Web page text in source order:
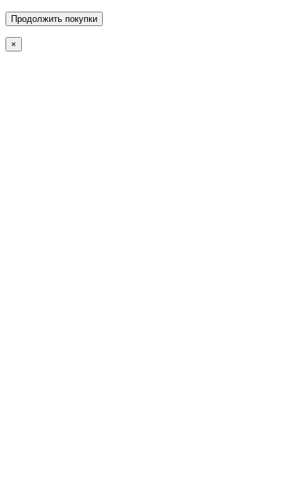
Продолжить покупки
×